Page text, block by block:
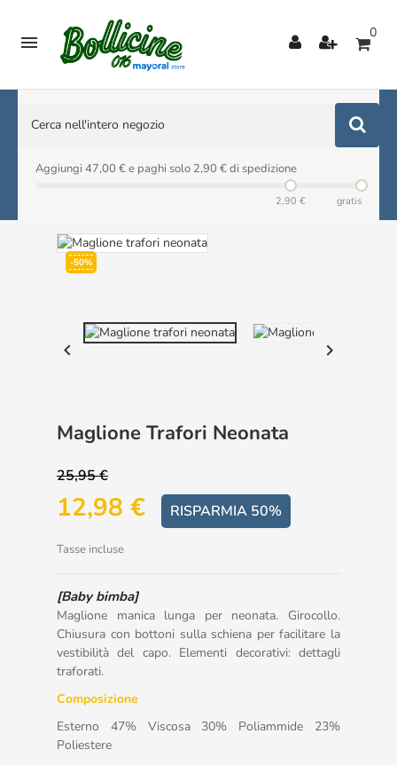
 0
Aggiungi 47,00 € e paghi solo 2,90 € di spedizione
2,90 € gratis
-50%
 
Maglione Trafori Neonata
25,95 €
12,98 € RISPARMIA 50%
Tasse incluse
[Baby bimba]
Maglione manica lunga per neonata. Girocollo.
Chiusura con bottoni sulla schiena per facilitare la
vestibilità del capo. Elementi decorativi: dettagli
traforati.
Composizione
Esterno 47% Viscosa 30% Poliammide 23%
Poliestere